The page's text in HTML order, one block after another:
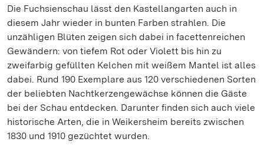
Die Fuchsienschau lässt den Kastellangarten auch in
diesem Jahr wieder in bunten Farben strahlen. Die
unzähligen Blüten zeigen sich dabei in facettenreichen
Gewändern: von tiefem Rot oder Violett bis hin zu
zweifarbig gefüllten Kelchen mit weißem Mantel ist alles
dabei. Rund 190 Exemplare aus 120 verschiedenen Sorten
der beliebten Nachtkerzengewächse können die Gäste
bei der Schau entdecken. Darunter finden sich auch viele
historische Arten, die in Weikersheim bereits zwischen
1830 und 1910 gezüchtet wurden.